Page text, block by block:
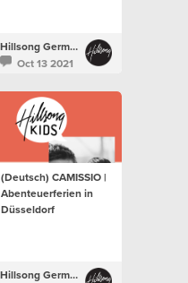
Hillsong Germany
Oct 13 2021
(Deutsch) CAMISSIO |
Abenteuerferien in
Düsseldorf
Hillsong Germany